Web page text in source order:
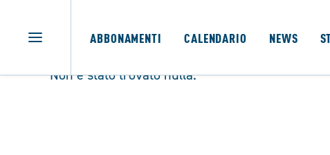
ABBONAMENTI CALENDARIO NEWS
Non è stato trovato nulla.